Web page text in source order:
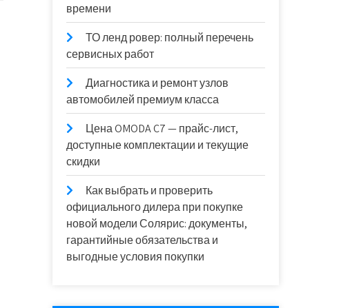
времени
ТО ленд ровер: полный перечень
сервисных работ
Диагностика и ремонт узлов
автомобилей премиум класса
Цена OMODA C7 — прайс-лист,
доступные комплектации и текущие
скидки
Как выбрать и проверить
официального дилера при покупке
новой модели Солярис: документы,
гарантийные обязательства и
выгодные условия покупки